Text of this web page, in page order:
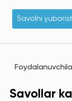
Savolni
Savollar